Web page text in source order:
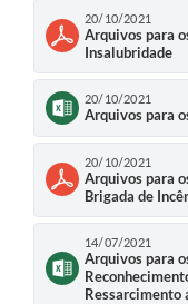
20/10/2021
Arquivos para
Insalubridade
20/10/2021
Arquivos para
20/10/2021
Arquivos para
Brigada de
14/07/2021
Arquivos para
Ressarcimento